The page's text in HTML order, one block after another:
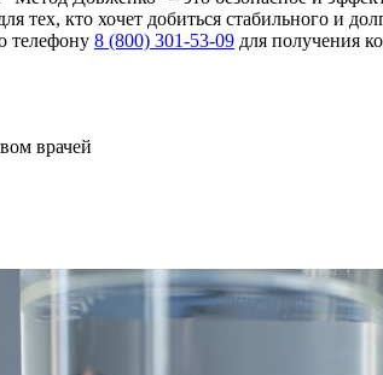
тех, кто хочет добиться стабильного и
телефону 8 (800) 301-53-09 для получения
врачей